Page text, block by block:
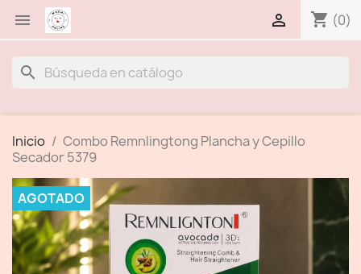
 shopping_cart (0)

search
Inicio
Combo Remnlingtong Plancha y Cepillo
Secador 5379
AGOTADO